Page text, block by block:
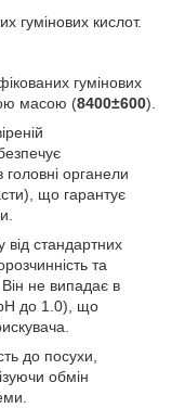
гумінових кислот.
гумінових
масою (8400±600).
органели
що гарантує
від стандартних
та
не випадає в
до 1.0), що
до посухи,
обмін